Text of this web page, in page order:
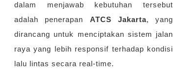
dalam menjawab kebutuhan tersebut
adalah penerapan ATCS Jakarta, yang
dirancang untuk menciptakan sistem jalan
raya yang lebih responsif terhadap kondisi
lalu lintas secara real-time.